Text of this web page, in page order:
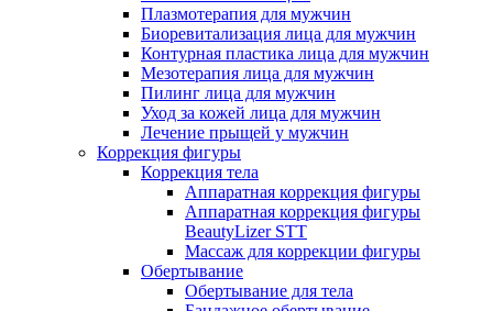
Плазмотерапия для мужчин
Биоревитализация лица для мужчин
Контурная пластика лица для мужчин
Мезотерапия лица для мужчин
Пилинг лица для мужчин
Уход за кожей лица для мужчин
Лечение прыщей у мужчин
Коррекция фигуры
Коррекция тела
Аппаратная коррекция фигуры
Аппаратная коррекция фигуры
BeautyLizer STT
Массаж для коррекции фигуры
Обертывание
Обертывание для тела